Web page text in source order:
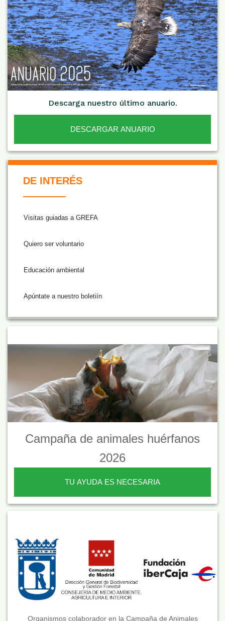
Descarga nuestro último anuario.
DESCARGAR ANUARIO
De Interés NARANJA
DE INTERÉS
Visitas guiadas a GREFA
Quiero ser voluntario
Educación ambiental
Apúntate a nuestro boletiín
Campaña de animales huérfanos
2026
TU AYUDA ES NECESARIA
Organismos colaborador en la Campaña de Animales